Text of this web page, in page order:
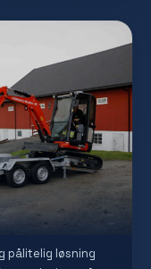
pålitelig løsning